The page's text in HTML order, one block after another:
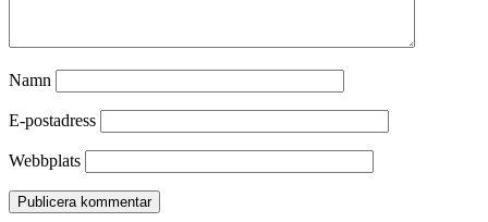
Namn
E-postadress
Webbplats